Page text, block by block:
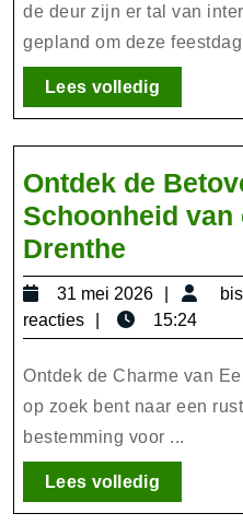
de deur zijn er tal van
gepland om deze
Lees volledigLees
volledig
Ontdek de
Schoonheid van
Drenthe
de
van
een
Huisje
in
Drenthe
31 mei 2026
31
mei
2026
reacties
15:24
Ontdek de Charme van
op zoek bent naar een
bestemming voor ...
Lees volledigLees
volledig